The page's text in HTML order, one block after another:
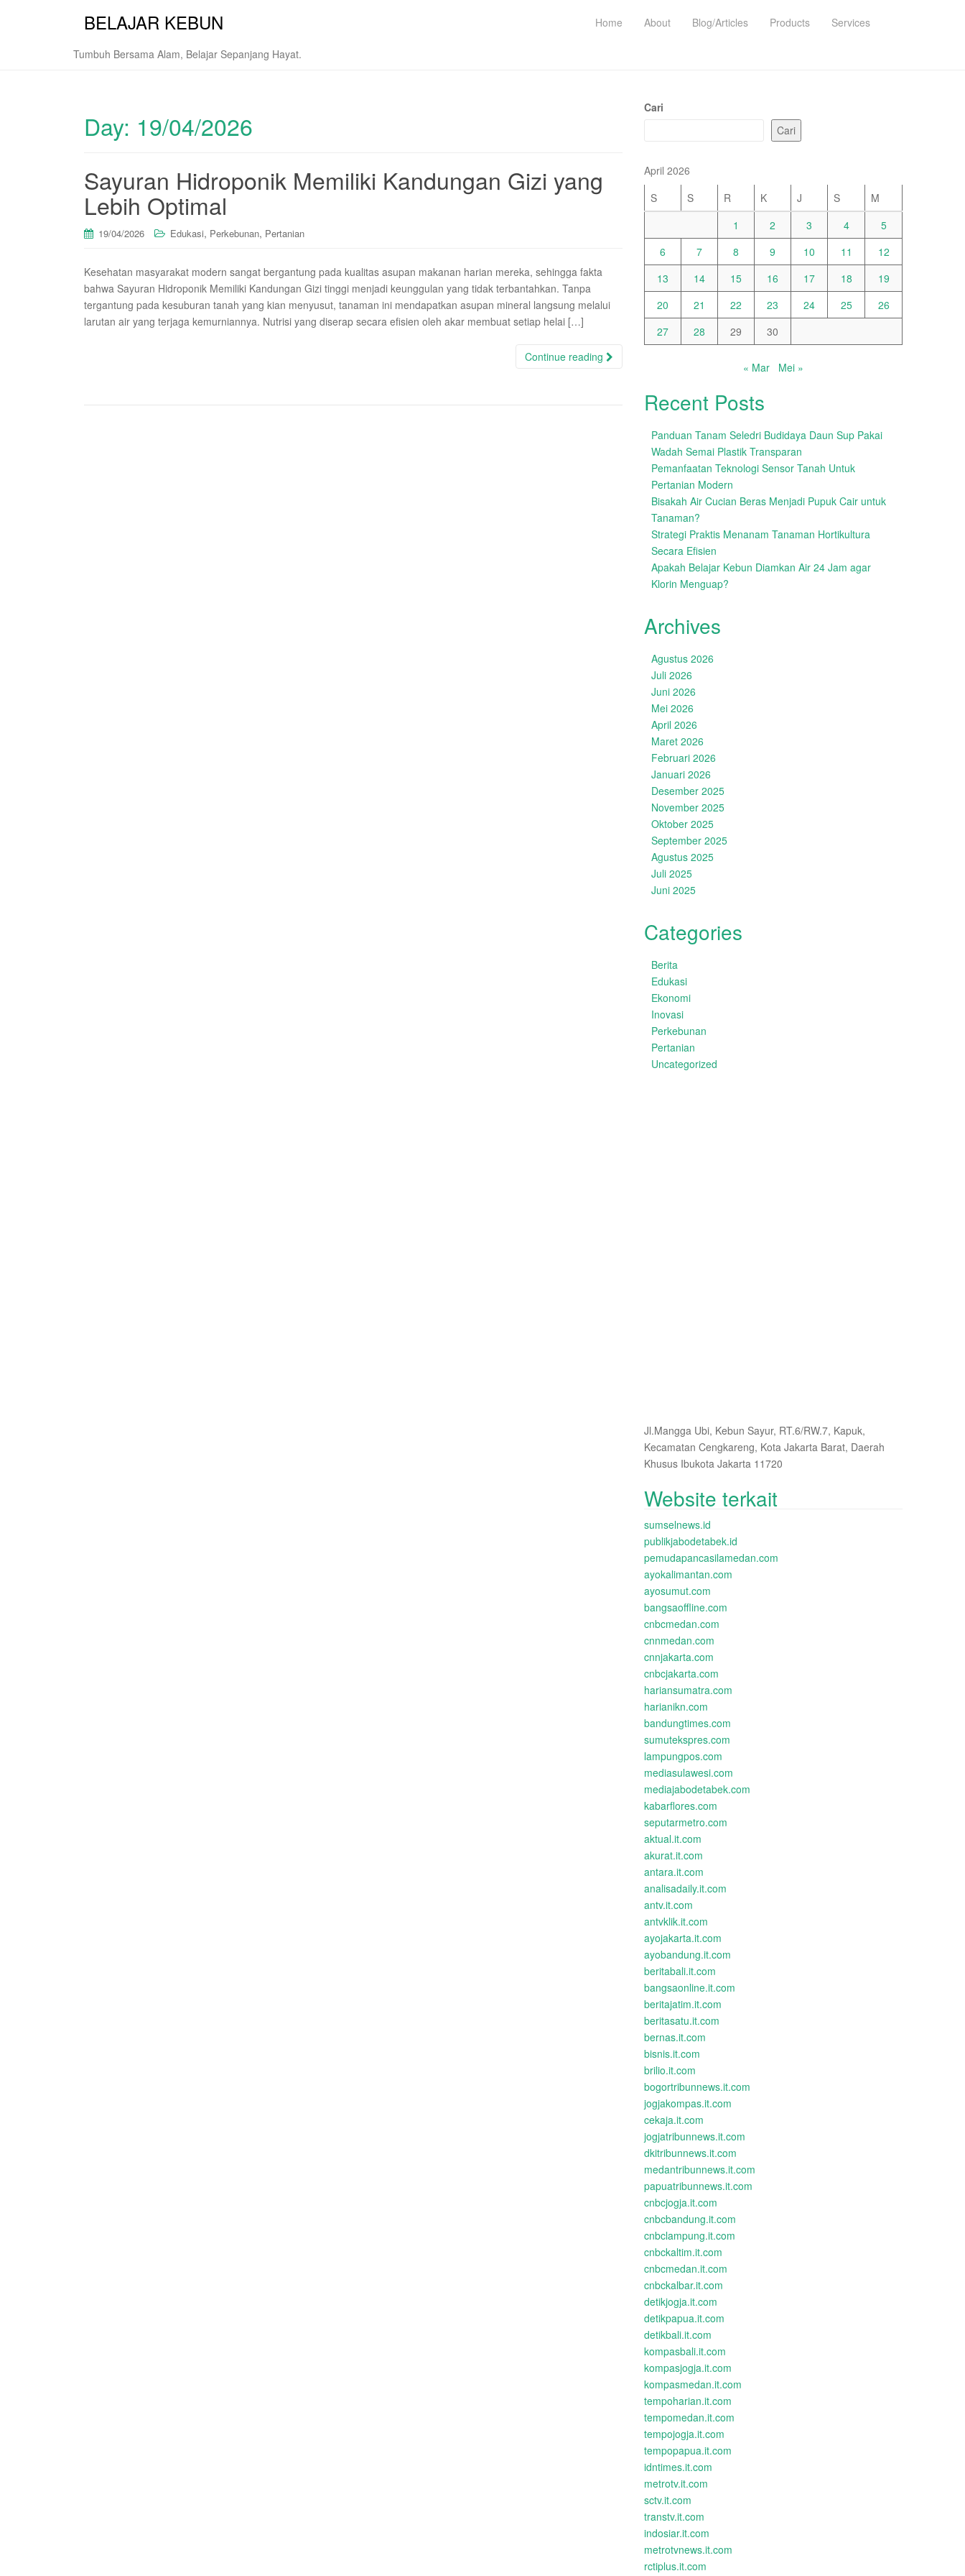
BELAJAR KEBUN
Tumbuh Bersama Alam, Belajar Sepanjang Hayat.
Home About Blog/Articles Products Services
Day: 19/04/2026
Sayuran Hidroponik Memiliki Kandungan Gizi yang
Lebih Optimal
19/04/2026 Edukasi, Perkebunan, Pertanian
Kesehatan masyarakat modern sangat bergantung pada kualitas asupan makanan harian mereka, sehingga fakta
bahwa Sayuran Hidroponik Memiliki Kandungan Gizi tinggi menjadi keunggulan yang tidak terbantahkan. Tanpa
tergantung pada kesuburan tanah yang kian menyusut, tanaman ini mendapatkan asupan mineral langsung melalui
larutan air yang terjaga kemurniannya. Nutrisi yang diserap secara efisien oleh akar membuat setiap helai […]
Continue reading
Cari
Cari
April 2026
S
S R K J S
M
1
2 3 4
5
6
7 8 9 10 11
12
13
14 15 16 17 18
19
20
21 22 23 24 25
26
27
28 29 30
« Mar Mei »
Recent Posts
Panduan Tanam Seledri Budidaya Daun Sup Pakai
Wadah Semai Plastik Transparan
Pemanfaatan Teknologi Sensor Tanah Untuk
Pertanian Modern
Bisakah Air Cucian Beras Menjadi Pupuk Cair untuk
Tanaman?
Strategi Praktis Menanam Tanaman Hortikultura
Secara Efisien
Apakah Belajar Kebun Diamkan Air 24 Jam agar
Klorin Menguap?
Archives
Agustus 2026
Juli 2026
Juni 2026
Mei 2026
April 2026
Maret 2026
Februari 2026
Januari 2026
Desember 2025
November 2025
Oktober 2025
September 2025
Agustus 2025
Juli 2025
Juni 2025
Categories
Berita
Edukasi
Ekonomi
Inovasi
Perkebunan
Pertanian
Uncategorized
Jl.Mangga Ubi, Kebun Sayur, RT.6/RW.7, Kapuk,
Kecamatan Cengkareng, Kota Jakarta Barat, Daerah
Khusus Ibukota Jakarta 11720
Website terkait
sumselnews.id
publikjabodetabek.id
pemudapancasilamedan.com
ayokalimantan.com
ayosumut.com
bangsaoffline.com
cnbcmedan.com
cnnmedan.com
cnnjakarta.com
cnbcjakarta.com
hariansumatra.com
harianikn.com
bandungtimes.com
sumutekspres.com
lampungpos.com
mediasulawesi.com
mediajabodetabek.com
kabarflores.com
seputarmetro.com
aktual.it.com
akurat.it.com
antara.it.com
analisadaily.it.com
antv.it.com
antvklik.it.com
ayojakarta.it.com
ayobandung.it.com
beritabali.it.com
bangsaonline.it.com
beritajatim.it.com
beritasatu.it.com
bernas.it.com
bisnis.it.com
brilio.it.com
bogortribunnews.it.com
jogjakompas.it.com
cekaja.it.com
jogjatribunnews.it.com
dkitribunnews.it.com
medantribunnews.it.com
papuatribunnews.it.com
cnbcjogja.it.com
cnbcbandung.it.com
cnbclampung.it.com
cnbckaltim.it.com
cnbcmedan.it.com
cnbckalbar.it.com
detikjogja.it.com
detikpapua.it.com
detikbali.it.com
kompasbali.it.com
kompasjogja.it.com
kompasmedan.it.com
tempoharian.it.com
tempomedan.it.com
tempojogja.it.com
tempopapua.it.com
idntimes.it.com
metrotv.it.com
sctv.it.com
transtv.it.com
indosiar.it.com
metrotvnews.it.com
rctiplus.it.com